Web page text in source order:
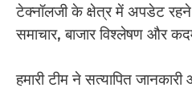
टेक्नॉलजी के क्षेत्र में अपडेट रहने
समाचार, बाजार विश्लेषण और
हमारी टीम ने सत्यापित